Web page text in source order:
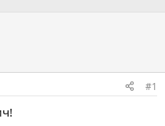
#1